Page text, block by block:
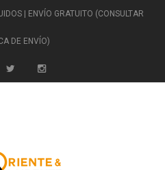
| ENVÍO GRATUITO (CONSULTAR
DE ENVÍO)